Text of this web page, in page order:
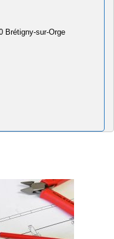
Brétigny-sur-Orge